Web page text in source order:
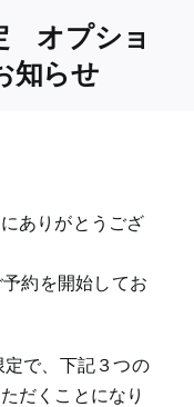
オプショ
知らせ
ありがとうござ
約を開始してお
で、下記３つの
だくことになり